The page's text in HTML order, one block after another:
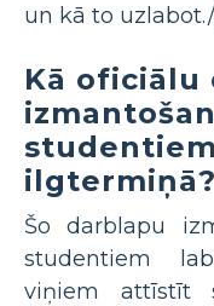
un kā to
Kā oficiālu
ilgtermiņā?
Šo darblapu
studentiem
viņiem attīstīt